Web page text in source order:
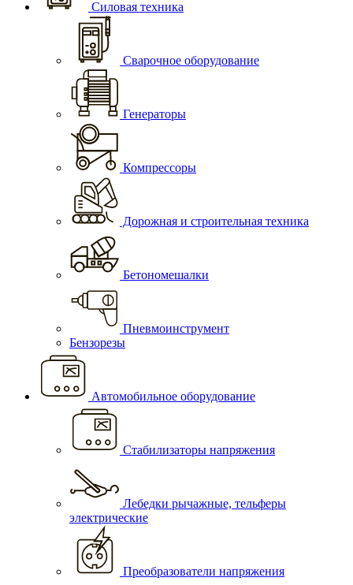
Силовая техника
Сварочное оборудование
Генераторы
Компрессоры
Дорожная и строительная техника
Бетономешалки
Пневмоинструмент
Бензорезы
Автомобильное оборудование
Стабилизаторы напряжения
Лебедки рычажные, тельферы
электрические
Преобразователи напряжения